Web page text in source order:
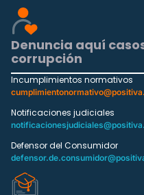
Denuncia aquí
corrupción
Incumplimientos normativos
Notificaciones judiciales
Defensor del Consumidor